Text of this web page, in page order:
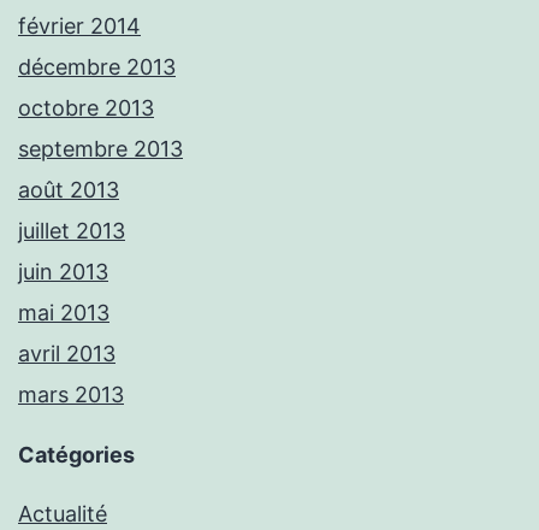
février 2014
décembre 2013
octobre 2013
septembre 2013
août 2013
juillet 2013
juin 2013
mai 2013
avril 2013
mars 2013
Catégories
Actualité